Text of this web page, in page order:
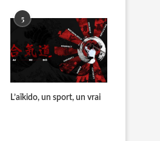
5
L’aïkido, un sport, un vrai